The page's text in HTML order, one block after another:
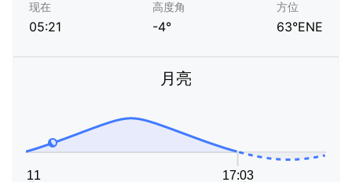
现在
05:21
高度角
-4°
方位
63°ENE
月亮